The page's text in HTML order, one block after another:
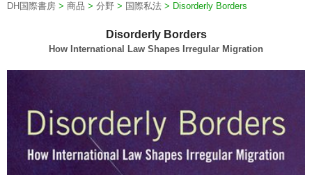
DH国際書房 > 商品 > 分野 > 国際私法 > Disorderly Borders
Disorderly Borders
How International Law Shapes Irregular Migration